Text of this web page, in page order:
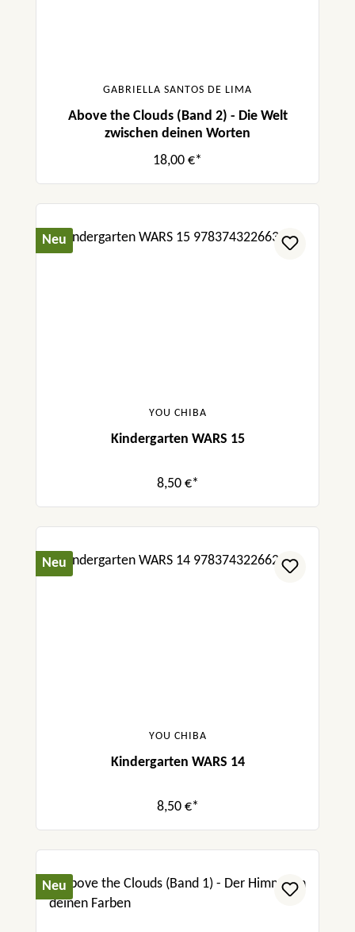
GABRIELLA SANTOS DE LIMA
Above the Clouds (Band 2) - Die Welt
zwischen deinen Worten
18,00 €*
Neu
YOU CHIBA
Kindergarten WARS 15
8,50 €*
Neu
YOU CHIBA
Kindergarten WARS 14
8,50 €*
Neu